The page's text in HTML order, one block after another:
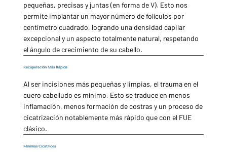
pequeñas, precisas y juntas (en forma de V). Esto nos
permite implantar un mayor número de folículos por
centímetro cuadrado, logrando una densidad capilar
excepcional y un aspecto totalmente natural, respetando
el ángulo de crecimiento de su cabello.
Recuperación Más Rápida
Al ser incisiones más pequeñas y limpias, el trauma en el
cuero cabelludo es mínimo. Esto se traduce en menos
inflamación, menos formación de costras y un proceso de
cicatrización notablemente más rápido que con el FUE
clásico.
Mínimas Cicatrices